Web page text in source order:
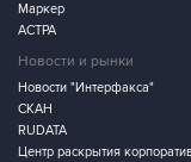
Маркер
АСТРА
Новости и рынки
Новости "Интерфакса"
СКАН
RUDATA
Центр раскрытия